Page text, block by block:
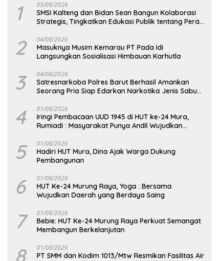
1 05/08/2026
SMSI Kalteng dan Bidan Sean Bangun Kolaborasi
Strategis, Tingkatkan Edukasi Publik tentang Peran
2 04/08/2026
Masuknya Musim Kemarau PT Pada Idi
Langsungkan Sosialisasi Himbauan Karhutla
3 04/08/2026
Satresnarkoba Polres Barut Berhasil Amankan
Seorang Pria Siap Edarkan Narkotika Jenis Sabu
4 01/08/2026
Iringi Pembacaan UUD 1945 di HUT ke-24 Mura,
Rumiadi : Masyarakat Punya Andil Wujudkan
5 01/08/2026
Hadiri HUT Mura, Dina Ajak Warga Dukung
Pembangunan
6 01/08/2026
HUT Ke-24 Murung Raya, Yoga : Bersama
Wujudkan Daerah yang Berdaya Saing
7 01/08/2026
Bebie: HUT Ke-24 Murung Raya Perkuat Semangat
Membangun Berkelanjutan
8 01/08/2026
PT SMM dan Kodim 1013/Mtw Resmikan Fasilitas Air